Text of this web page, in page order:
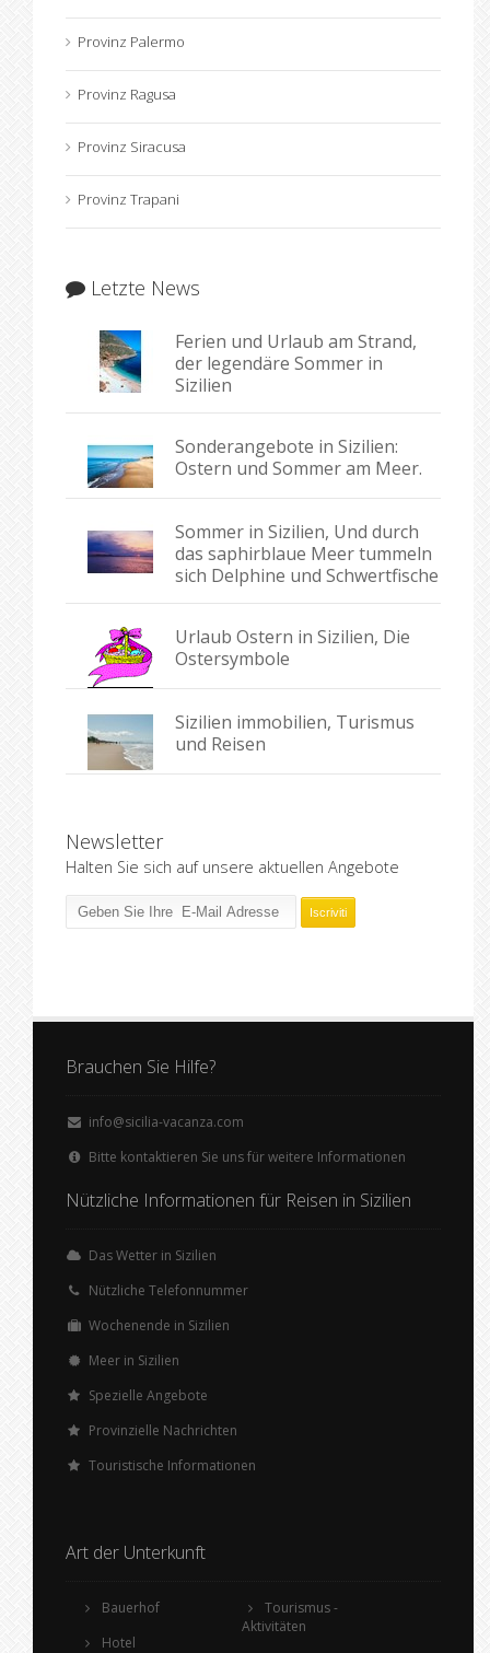
Provinz Palermo
Provinz Ragusa
Provinz Siracusa
Provinz Trapani
Letzte News
Ferien und Urlaub am Strand,
der legendäre Sommer in
Sizilien
Sonderangebote in Sizilien:
Ostern und Sommer am Meer.
Sommer in Sizilien, Und durch
das saphirblaue Meer tummeln
sich Delphine und Schwertfische
Urlaub Ostern in Sizilien, Die
Ostersymbole
Sizilien immobilien, Turismus
und Reisen
Newsletter
Halten Sie sich auf unsere aktuellen Angebote
Brauchen Sie Hilfe?
info@sicilia-vacanza.com
Bitte kontaktieren Sie uns für weitere Informationen
Nützliche Informationen für Reisen in Sizilien
Das Wetter in Sizilien
Nützliche Telefonnummer
Wochenende in Sizilien
Meer in Sizilien
Spezielle Angebote
Provinzielle Nachrichten
Touristische Informationen
Art der Unterkunft
Bauerhof
Hotel
Tourismus -
Aktivitäten